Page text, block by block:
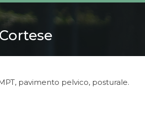
pavimento pelvico, posturale.